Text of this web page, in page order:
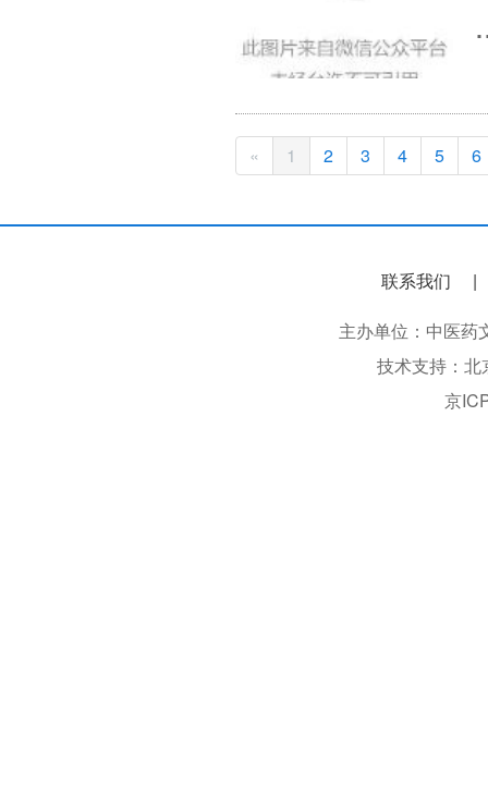
« 1 2 3 4 5 6
联系我们
主办单位：中医
技术支持：北
京